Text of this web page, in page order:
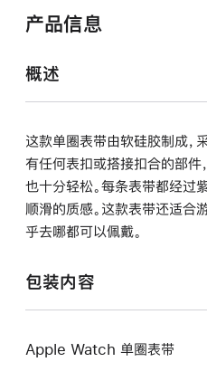
产品信息
概述
这款单圈表带由软硅胶制成，
有任何表扣或搭接扣合的部件
也十分轻松。每条表带都经过
顺滑的质感。这款表带还适合
乎去哪都可以佩戴。
包装内容
Apple Watch 单圈表带